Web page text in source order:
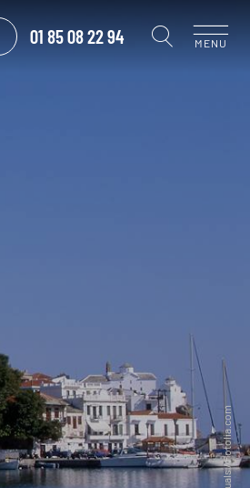
01 85 08 22 94 MENU